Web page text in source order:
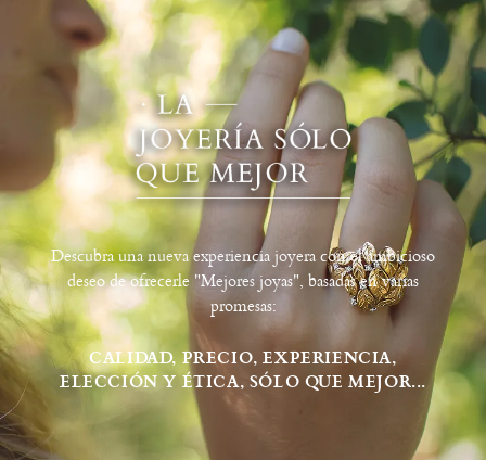
Descubra una nueva experiencia joyera con el ambicioso
deseo de ofrecerle "Mejores joyas", basadas en varias
promesas:
CALIDAD, PRECIO, EXPERIENCIA,
ELECCIÓN Y ÉTICA, SÓLO QUE MEJOR...